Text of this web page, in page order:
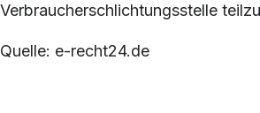
Verbraucherschlichtungsstelle
Quelle: e-recht24.de